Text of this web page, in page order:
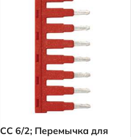
CC 6/2; Перемычка для